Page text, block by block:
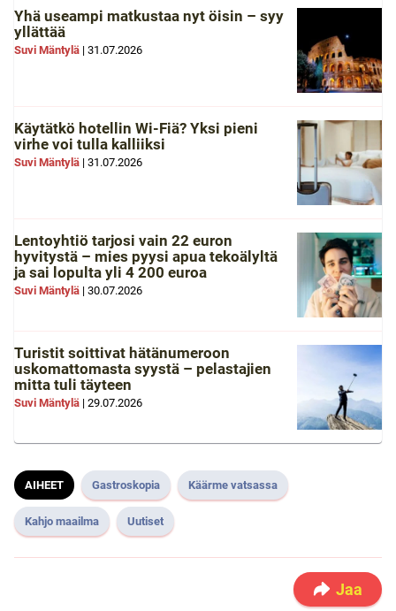
Yhä useampi matkustaa nyt öisin – syy
yllättää
Suvi Mäntylä | 31.07.2026
Käytätkö hotellin Wi-Fiä? Yksi pieni
virhe voi tulla kalliiksi
Suvi Mäntylä | 31.07.2026
Lentoyhtiö tarjosi vain 22 euron
hyvitystä – mies pyysi apua tekoälyltä
ja sai lopulta yli 4 200 euroa
Suvi Mäntylä | 30.07.2026
Turistit soittivat hätänumeroon
uskomattomasta syystä – pelastajien
mitta tuli täyteen
Suvi Mäntylä | 29.07.2026
AIHEET Gastroskopia Käärme vatsassa
Kahjo maailma Uutiset
Jaa